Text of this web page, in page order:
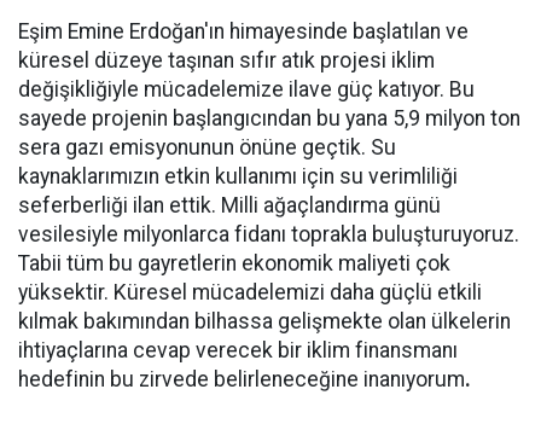
Eşim Emine Erdoğan'ın himayesinde başlatılan ve
küresel düzeye taşınan sıfır atık projesi iklim
değişikliğiyle mücadelemize ilave güç katıyor. Bu
sayede projenin başlangıcından bu yana 5,9 milyon ton
sera gazı emisyonunun önüne geçtik. Su
kaynaklarımızın etkin kullanımı için su verimliliği
seferberliği ilan ettik. Milli ağaçlandırma günü
vesilesiyle milyonlarca fidanı toprakla buluşturuyoruz.
Tabii tüm bu gayretlerin ekonomik maliyeti çok
yüksektir. Küresel mücadelemizi daha güçlü etkili
kılmak bakımından bilhassa gelişmekte olan ülkelerin
ihtiyaçlarına cevap verecek bir iklim finansmanı
hedefinin bu zirvede belirleneceğine inanıyorum.